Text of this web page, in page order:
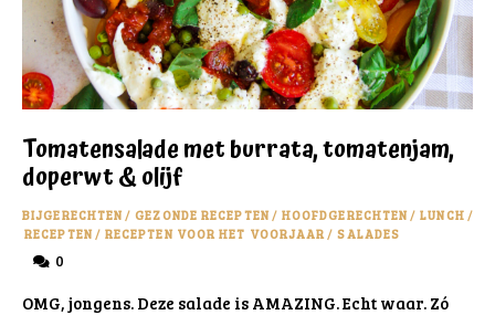
Tomatensalade met burrata, tomatenjam,
doperwt & olijf
BIJGERECHTEN / GEZONDE RECEPTEN/ HOOFDGERECHTEN / LUNCH /
RECEPTEN/ RECEPTEN VOOR HET VOORJAAR / SALADES
0
OMG, jongens. Deze salade is AMAZING. Echt waar. Zó